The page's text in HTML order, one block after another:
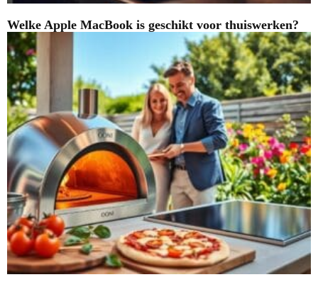
Welke Apple MacBook is geschikt voor thuiswerken?